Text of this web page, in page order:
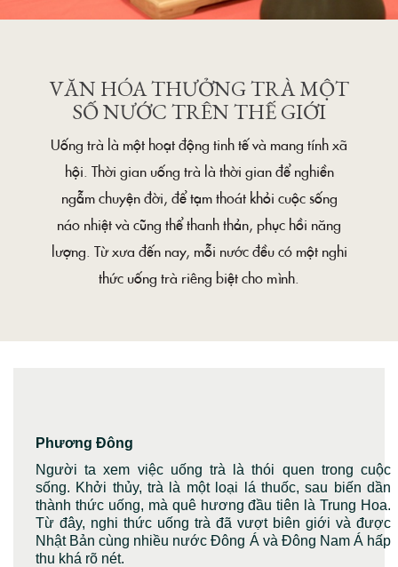
VĂN HÓA THƯỞNG TRÀ MỘT
SỐ NƯỚC TRÊN THẾ GIỚI
Uống trà là một hoạt động tinh tế và mang tính xã
hội. Thời gian uống trà là thời gian để nghiền
ngẫm chuyện đời, để tạm thoát khỏi cuộc sống
náo nhiệt và cũng thể thanh thản, phục hồi năng
lượng. Từ xưa đến nay, mỗi nước đều có một nghi
thức uống trà riêng biệt cho mình.
Phương Đông
Người ta xem việc uống trà là thói quen trong cuộc
sống. Khởi thủy, trà là một loại lá thuốc, sau biến dần
thành thức uống, mà quê hương đầu tiên là Trung Hoa.
Từ đây, nghi thức uống trà đã vượt biên giới và được
Nhật Bản cùng nhiều nước Đông Á và Đông Nam Á hấp
thu khá rõ nét.